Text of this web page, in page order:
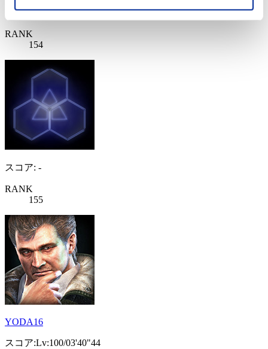
スコア:Lv:100/02'52"02
RANK
154
スコア: -
RANK
155
YODA16
スコア:Lv:100/03'40"44